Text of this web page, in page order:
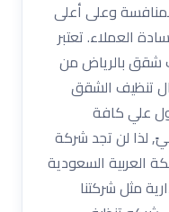
وعلى أعلى
العملاء. تعتبر
شقق بالرياض من
تنظيف الشقق
علي كافة
لذا لن تجد شركة
العربية السعودية
مثل شركتنا